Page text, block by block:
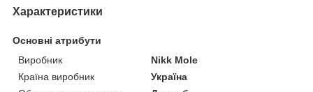
Характеристики
Основні атрибути
Виробник
Nikk Mole
Країна виробник
Україна